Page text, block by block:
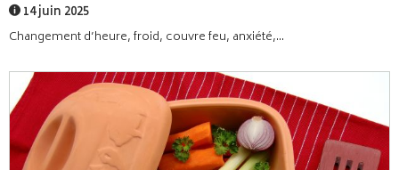
14 juin 2025
Changement d’heure, froid, couvre feu, anxiété,...